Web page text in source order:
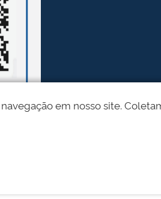
em nosso site.